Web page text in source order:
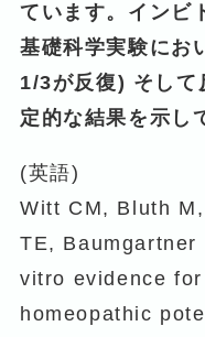
ています。インビ
基礎科学実験にお
1/3が反復) そして
定的な結果を示し
(英語)
Witt CM, Bluth
TE,
vitro evidence
homeopathic